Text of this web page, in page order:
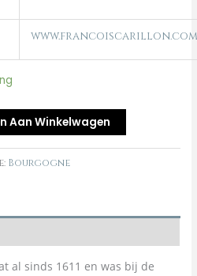
www.francoiscarillon.com
Aan Winkelwagen
Bourgogne
al sinds 1611 en was bij de